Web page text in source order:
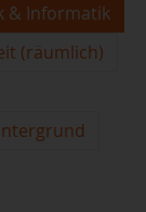
& Informatik
(räumlich)